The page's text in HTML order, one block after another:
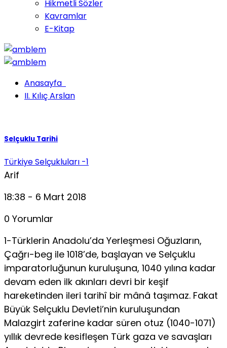
Hikmetli Sözler
Kavramlar
E-Kitap
Anasayfa
II. Kılıç Arslan
Selçuklu Tarihi
Türkiye Selçukluları -1
Arif
18:38 - 6 Mart 2018
0 Yorumlar
1-Türklerin Anadolu’da Yerleşmesi Oğuzların,
Çağrı-beg ile 1018’de, başlayan ve Selçuklu
imparatorluğunun kuruluşuna, 1040 yılına kadar
devam eden ilk akınları devri bir keşif
hareketinden ileri tarihî bir mânâ taşımaz. Fakat
Büyük Selçuklu Devleti’nin kuruluşundan
Malazgirt zaferine kadar süren otuz (1040-1071)
yıllık devrede kesifleşen Türk gaza ve savaşları